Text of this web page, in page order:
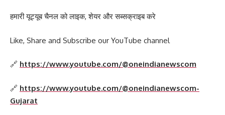
हमारी यूट्यूब चैनल को लाइक, शेयर और सब्सक्राइब करे
Like, Share and Subscribe our YouTube channel
🔗 https://www.youtube.com/@oneindianewscom
🔗 https://www.youtube.com/@oneindianewscom-
Gujarat